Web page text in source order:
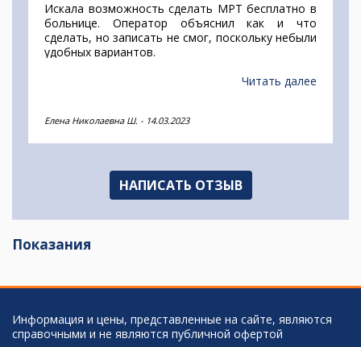
Искала возможность сделать МРТ бесплатно в
больнице. Оператор объяснил как и что
сделать, но записать не смог, поскольку небыли
удобных вариантов.
Читать далее
Елена Николаевна Ш. - 14.03.2023
НАПИСАТЬ ОТЗЫВ
Показания
Информация и цены, представленные на сайте, являются
справочными и не являются публичной офертой